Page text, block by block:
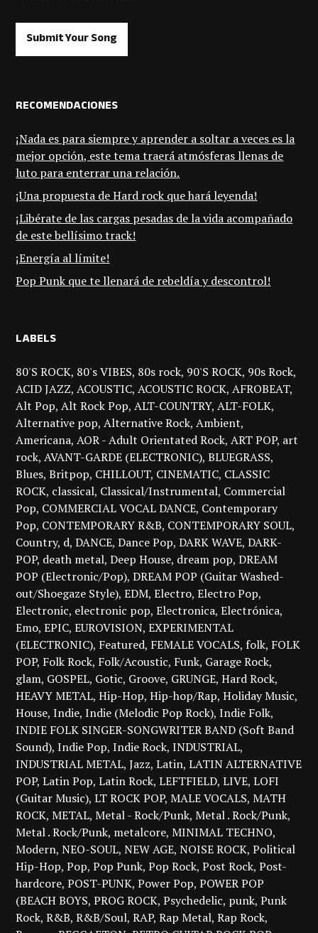
Submit Your Song
RECOMENDACIONES
¡Nada es para siempre y aprender a soltar a veces es la
mejor opción, este tema traerá atmósferas llenas de
luto para enterrar una relación.
¡Una propuesta de Hard rock que hará leyenda!
¡Libérate de las cargas pesadas de la vida acompañado
de este bellísimo track!
¡Energía al límite!
Pop Punk que te llenará de rebeldía y descontrol!
LABELS
80'S ROCK 80's VIBES 80s rock 90'S ROCK 90s Rock
ACID JAZZ ACOUSTIC ACOUSTIC ROCK AFROBEAT
Alt Pop Alt Rock Pop ALT-COUNTRY ALT-FOLK
Alternative pop Alternative Rock Ambient
Americana AOR - Adult Orientated Rock ART POP art
rock AVANT-GARDE (ELECTRONIC) BLUEGRASS
Blues Britpop CHILLOUT CINEMATIC CLASSIC
ROCK classical Classical/Instrumental Commercial
Pop COMMERCIAL VOCAL DANCE Contemporary
Pop CONTEMPORARY R&B CONTEMPORARY SOUL
Country d DANCE Dance Pop DARK WAVE DARK-
POP death metal Deep House dream pop DREAM
POP (Electronic/Pop) DREAM POP (Guitar Washed-
out/Shoegaze Style) EDM Electro Electro Pop
Electronic electronic pop Electronica Electrónica
Emo EPIC EUROVISION EXPERIMENTAL
(ELECTRONIC) Featured FEMALE VOCALS folk FOLK
POP Folk Rock Folk/Acoustic Funk Garage Rock
glam GOSPEL Gotic Groove GRUNGE Hard Rock
HEAVY METAL Hip-Hop Hip-hop/Rap Holiday Music
House Indie Indie (Melodic Pop Rock) Indie Folk
INDIE FOLK SINGER-SONGWRITER BAND (Soft Band
Sound) Indie Pop Indie Rock INDUSTRIAL
INDUSTRIAL METAL Jazz Latin LATIN ALTERNATIVE
POP Latin Pop Latin Rock LEFTFIELD LIVE LOFI
(Guitar Music) LT ROCK POP MALE VOCALS MATH
ROCK METAL Metal - Rock/Punk Metal . Rock/Punk
Metal . Rock/Punk metalcore MINIMAL TECHNO
Modern NEO-SOUL NEW AGE NOISE ROCK Political
Hip-Hop Pop Pop Punk Pop Rock Post Rock Post-
hardcore POST-PUNK Power Pop POWER POP
(BEACH BOYS PROG ROCK Psychedelic punk Punk
Rock R&B R&B/Soul RAP Rap Metal Rap Rock